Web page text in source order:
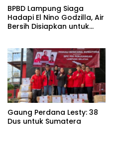
BPBD Lampung Siaga
Hadapi El Nino Godzilla, Air
Bersih Disiapkan untuk
Gaung Perdana Lesty: 38
Dus untuk Sumatera